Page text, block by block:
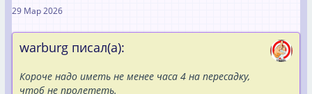
29 Мар 2026
warburg писал(а):
Короче надо иметь не менее часа 4 на пересадку,
чтоб не пролететь.